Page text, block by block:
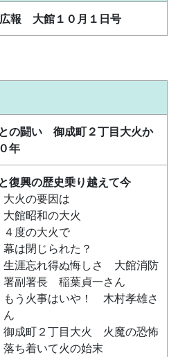
広報 大館１０月１日号
の闘い 御成町２丁目大火か
年
復興の歴史乗り越えて今
大火の要因は
大館昭和の大火
４度の大火で
幕は閉じられた？
生涯忘れ得ぬ悔しさ 大館消防
署副署長 稲葉貞一さん
もう火事はいや！ 木村孝雄さ
ん
御成町２丁目大火 火魔の恐怖
落ち着いて火の始末